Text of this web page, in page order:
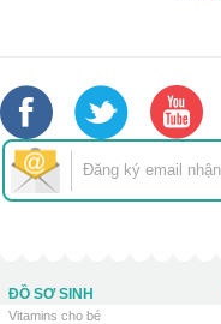
ĐỒ SƠ SINH
Vitamins cho bé